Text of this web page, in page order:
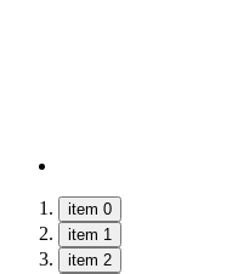
item 0
item 1
item 2